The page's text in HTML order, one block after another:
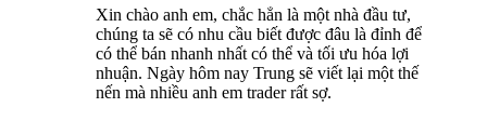
Xin chào anh em, chắc hẳn là một nhà đầu tư,
chúng ta sẽ có nhu cầu biết được đâu là đỉnh để
có thể bán nhanh nhất có thể và tối ưu hóa lợi
nhuận. Ngày hôm nay Trung sẽ viết lại một thế
nến mà nhiều anh em trader rất sợ.